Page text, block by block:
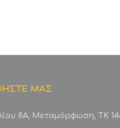
ΜΑΣ
8Α, Μεταμόρφωση, ΤΚ